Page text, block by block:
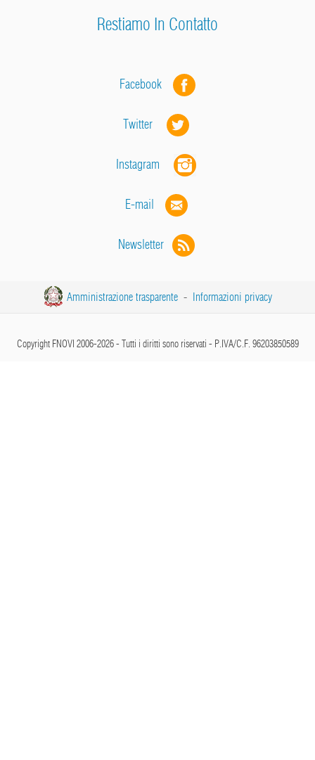
Restiamo In Contatto
Facebook
Twitter
Instagram
E-mail
Newsletter
Amministrazione trasparente - Informazioni privacy
Copyright FNOVI 2006-2026 - Tutti i diritti sono riservati - P.IVA/C.F. 96203850589